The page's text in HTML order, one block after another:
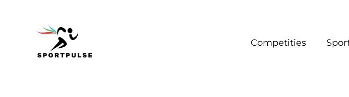
Competities